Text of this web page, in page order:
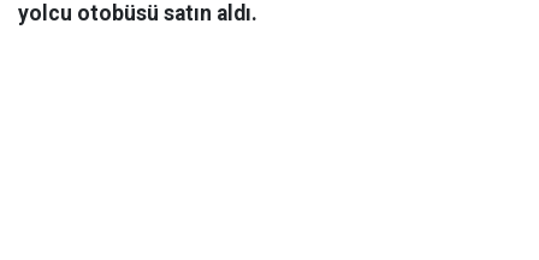
yolcu otobüsü satın aldı.